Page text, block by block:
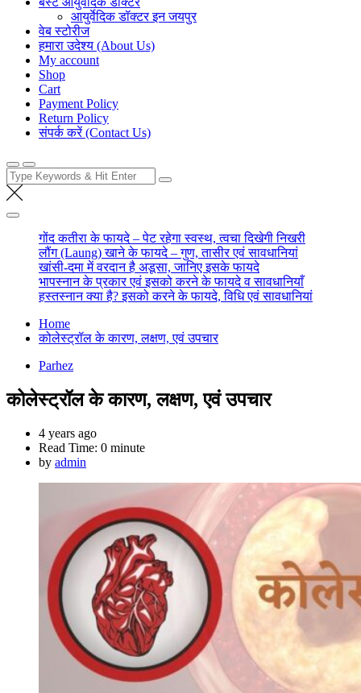
आयुर्वेदिक डॉक्टर इन जयपुर
वेब स्टोरीज
हमारा उदेश्य (About Us)
My account
Shop
Cart
Payment Policy
Return Policy
संपर्क करें (Contact Us)
Search
for:
गोंद कतीरा के फायदे – पेट रहेगा स्वस्थ, त्वचा दिखेगी निखरी
लौंग (Laung) खाने के फायदे – गुण, तासीर एवं सावधानियां
खांसी-दमा में वरदान है अडूसा, जानिए इसके फायदे
भापस्नान के प्रकार एवं इसको करने के फायदे व सावधानियाँ
हस्तस्नान क्या है? इसको करने के फायदे, विधि एवं सावधानियां
Home
कोलेस्ट्रॉल के कारण, लक्षण, एवं उपचार
Parhez
कोलेस्ट्रॉल के कारण, लक्षण, एवं उपचार
4 years ago
Read Time: 0 minute
by admin